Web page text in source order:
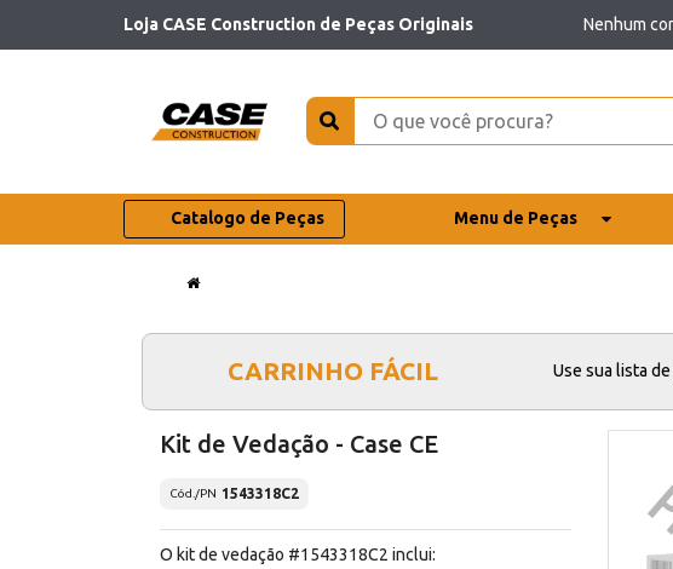
Loja CASE Construction de Peças Originais Nenhum
Catalogo de Peças Menu de Peças
CARRINHO FÁCIL Use sua lista
Kit de Vedação - Case CE
Cód./PN 1543318C2
O kit de vedação #1543318C2 inclui: